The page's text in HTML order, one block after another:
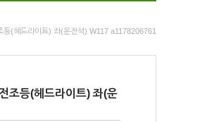
(헤드라이트) 좌(운전석) W117 a1178206761
조등(헤드라이트) 좌(운